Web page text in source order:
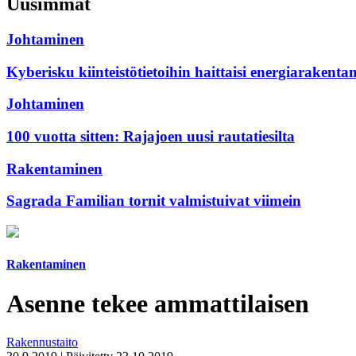
Johtaminen
Kyberisku kiinteistötietoihin haittaisi
Johtaminen
100 vuotta sitten: Rajajoen uusi rautatiesilta
Rakentaminen
Sagrada Familian tornit valmistuivat viimein
Rakentaminen
Asenne tekee ammattilaisen
Rakennustaito